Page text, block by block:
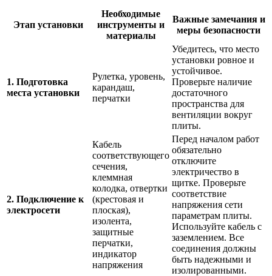
Этап установки
Необходимые
инструменты и
материалы
Важные замечания и
меры безопасности
1. Подготовка
места установки
Рулетка, уровень,
карандаш,
перчатки
Убедитесь, что место
установки ровное и
устойчивое.
Проверьте наличие
достаточного
пространства для
вентиляции вокруг
плиты.
2. Подключение к
электросети
Кабель
соответствующего
сечения,
клеммная
колодка, отвертки
(крестовая и
плоская),
изолента,
защитные
перчатки,
индикатор
напряжения
Перед началом работ
обязательно
отключите
электричество в
щитке. Проверьте
соответствие
напряжения сети
параметрам плиты.
Используйте кабель с
заземлением. Все
соединения должны
быть надежными и
изолированными.